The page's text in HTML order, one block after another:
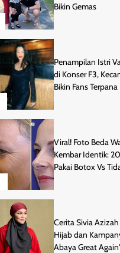
Bikin Gemas
Penampilan Istri
di Konser F3,
Bikin Fans Terpana
Viral! Foto Beda
Kembar Identik:
Pakai Botox Vs
Cerita Sivia Azizah
Hijab dan
Abaya Great Again'